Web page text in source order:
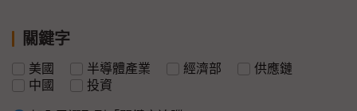
關鍵字
美國 半導體產業 經濟部
供應鏈
中國
投資